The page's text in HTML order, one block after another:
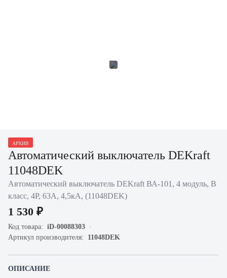
АРХИВ
Автоматический выключатель DEKraft
11048DEK
Автоматический выключатель DEKraft ВА-101, 4 модуль, B
класс, 4P, 63А, 4,5кА, (11048DEK)
1 530 ₽
Код товара: iD-00088303
Артикул производителя: 11048DEK
ОПИСАНИЕ